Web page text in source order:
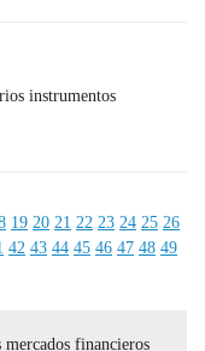
instrumentos
19 20 21 22 23 24 25 26
42 43 44 45 46 47 48 49
financieros